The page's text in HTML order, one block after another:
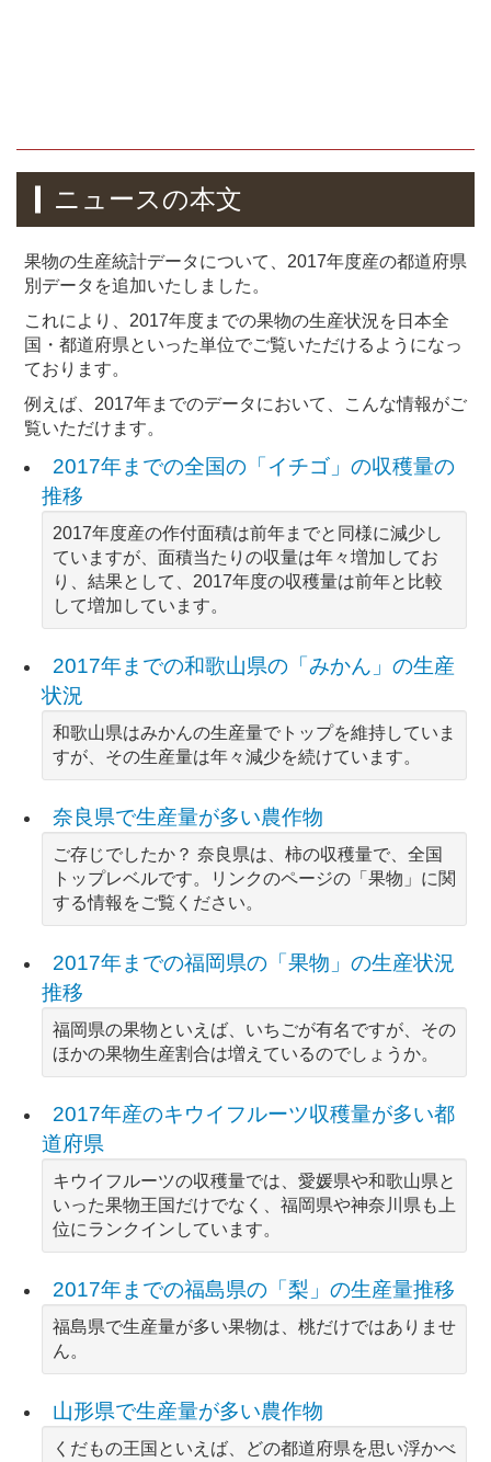
ニュースの本文
果物の生産統計データについて、2017年度産の都道府県
別データを追加いたしました。
これにより、2017年度までの果物の生産状況を日本全
国・都道府県といった単位でご覧いただけるようになっ
ております。
例えば、2017年までのデータにおいて、こんな情報がご
覧いただけます。
2017年までの全国の「イチゴ」の収穫量の
推移
2017年度産の作付面積は前年までと同様に減少し
ていますが、面積当たりの収量は年々増加してお
り、結果として、2017年度の収穫量は前年と比較
して増加しています。
2017年までの和歌山県の「みかん」の生産
状況
和歌山県はみかんの生産量でトップを維持していま
すが、その生産量は年々減少を続けています。
奈良県で生産量が多い農作物
ご存じでしたか？ 奈良県は、柿の収穫量で、全国
トップレベルです。リンクのページの「果物」に関
する情報をご覧ください。
2017年までの福岡県の「果物」の生産状況
推移
福岡県の果物といえば、いちごが有名ですが、その
ほかの果物生産割合は増えているのでしょうか。
2017年産のキウイフルーツ収穫量が多い都
道府県
キウイフルーツの収穫量では、愛媛県や和歌山県と
いった果物王国だけでなく、福岡県や神奈川県も上
位にランクインしています。
2017年までの福島県の「梨」の生産量推移
福島県で生産量が多い果物は、桃だけではありませ
ん。
山形県で生産量が多い農作物
くだもの王国といえば、どの都道府県を思い浮かべ